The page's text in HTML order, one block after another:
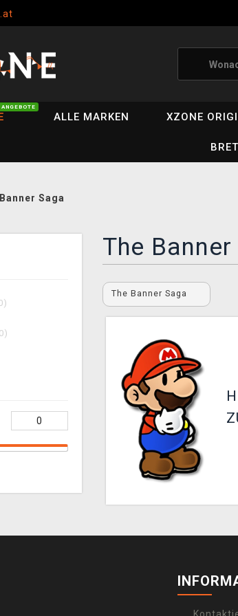
ANGEBOTE
ALLE MARKEN XZONE
Saga
The Banner
The Banner Saga